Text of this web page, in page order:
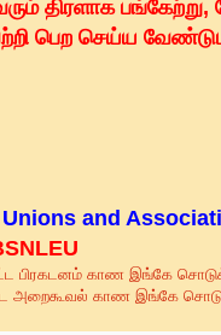
திரளாக பங்கேற்று,
பெற செய்ய
and
பிரகடனம் காண இங்கே
அறைகூவல் காண இங்கே